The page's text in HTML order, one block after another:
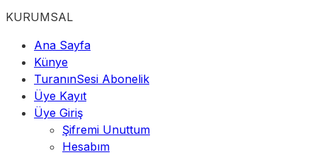
KURUMSAL
Ana Sayfa
Künye
TuranınSesi Abonelik
Üye Kayıt
Üye Giriş
Şifremi Unuttum
Hesabım